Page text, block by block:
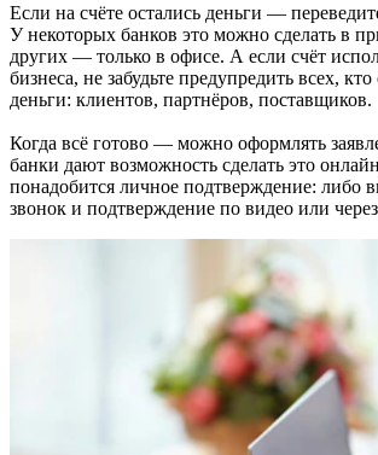
Если на счёте остались деньги —
У некоторых банков это можно сделать в
других — только в офисе. А если счёт
бизнеса, не забудьте предупредить всех,
деньги: клиентов, партнёров, поставщиков.
Когда всё готово — можно оформлять
банки дают возможность сделать это
понадобится личное подтверждение: либо
звонок и подтверждение по видео или